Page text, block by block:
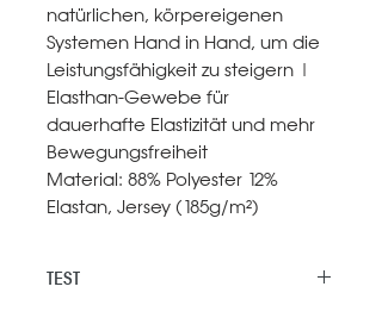
natürlichen, körpereigenen
Systemen Hand in Hand, um die
Leistungsfähigkeit zu steigern |
Elasthan‐Gewebe für
dauerhafte Elastizität und mehr
Bewegungsfreiheit
Material: 88% Polyester 12%
Elastan, Jersey (185g/m²)
TEST